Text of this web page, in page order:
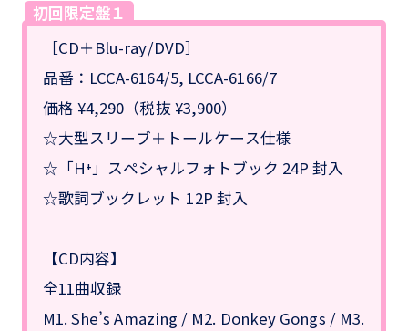
初回限定盤１
［CD＋Blu-ray/DVD］
品番：LCCA-6164/5, LCCA-6166/7
価格 ¥4,290（税抜 ¥3,900）
☆大型スリーブ＋トールケース仕様
☆「H⁺」スペシャルフォトブック 24P 封入
☆歌詞ブックレット 12P 封入
【CD内容】
全11曲収録
M1. She’s Amazing / M2. Donkey Gongs / M3.